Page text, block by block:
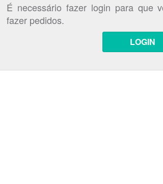
É necessário fazer login para que
fazer pedidos.
LOGIN